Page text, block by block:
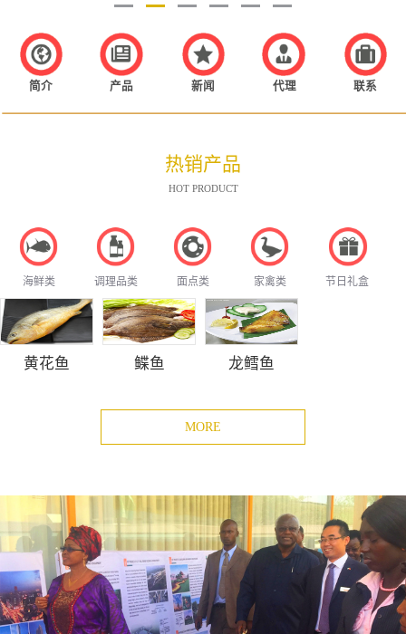
简介 产品 新闻 代理 联系
热销产品
HOT PRODUCT
海鲜类 调理品类 面点类 家禽类 节日礼盒
黄花鱼 鲽鱼 龙鳕鱼
MORE